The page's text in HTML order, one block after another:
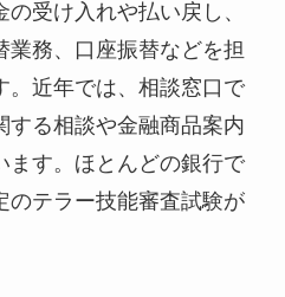
受け入れや払い戻し、
業務、口座振替などを担
。近年では、相談窓口で
する相談や金融商品案内
ます。ほとんどの銀行で
のテラー技能審査試験が